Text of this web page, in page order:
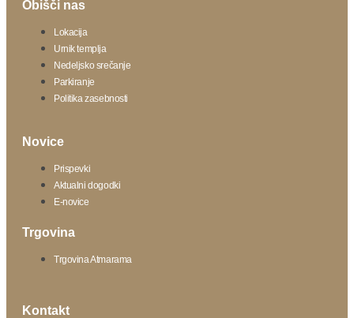
Obišči nas
Lokacija
Urnik templja
Nedeljsko srečanje
Parkiranje
Politika zasebnosti
Novice
Prispevki
Aktualni dogodki
E-novice
Trgovina
Trgovina Atmarama
Kontakt